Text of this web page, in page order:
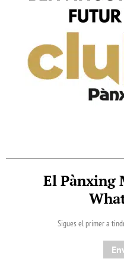
El Pànxing
Sigues el primer a